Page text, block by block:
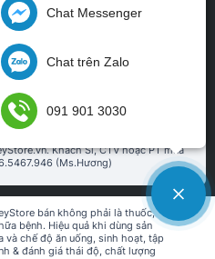
tôi tại
Khách Sỉ, CTV hoặc PT mua
(Ms.Hương)
bán không phải là thuốc,
bệnh. Hiệu quả khi dùng sản
chế độ ăn uống, sinh hoạt, tập
& đánh giá thái độ, chất lượng
Chat Messenger
Chat trên Zalo
091 901 3030